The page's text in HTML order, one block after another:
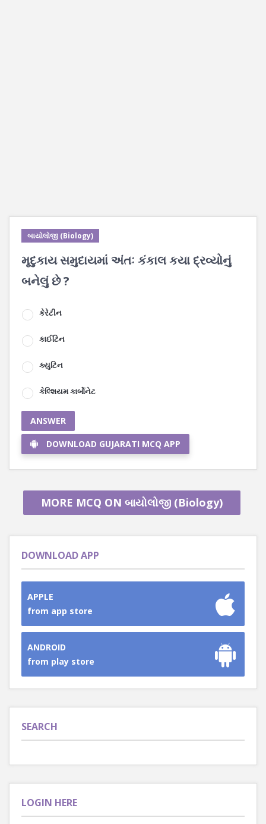
બાયોલોજી (Biology)
મૃદુકાય સમુદાયમાં અંતઃ કંકાલ કયા દ્રવ્યોનું
બનેલું છે ?
કેરેટીન
કાઈટિન
ક્યુટિન
કેલ્શિયમ કાર્બોનેટ
ANSWER
DOWNLOAD GUJARATI MCQ APP
MORE MCQ ON બાયોલોજી (Biology)
DOWNLOAD APP
APPLE
from app store
ANDROID
from play store
SEARCH
LOGIN HERE